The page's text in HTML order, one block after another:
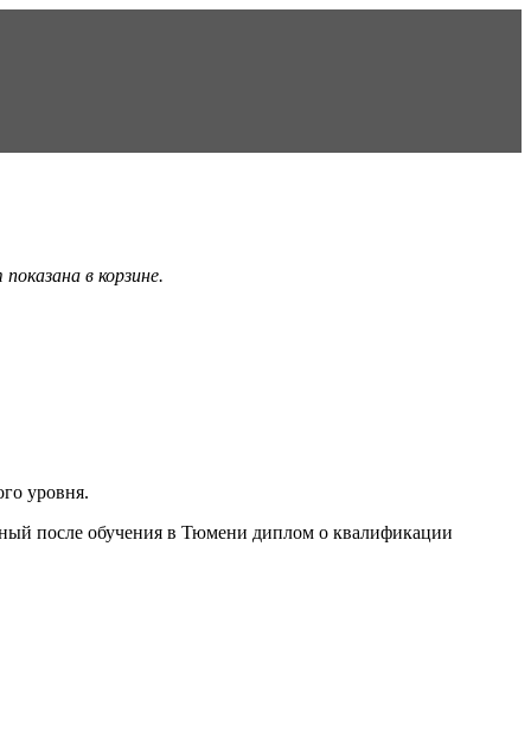
в корзине.
уровня.
после обучения в Тюмени диплом о квалификации